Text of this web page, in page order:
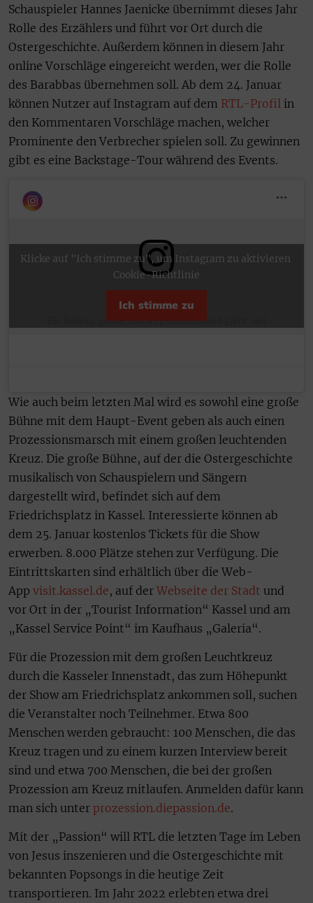
Schauspieler Hannes Jaenicke übernimmt dieses Jahr
Rolle des Erzählers und führt vor Ort durch die
Ostergeschichte. Außerdem können in diesem Jahr
online Vorschläge eingereicht werden, wer die Rolle
des Barabbas übernehmen soll. Ab dem 24. Januar
können Nutzer auf Instagram auf dem RTL-Profil in
den Kommentaren Vorschläge machen, welcher
Prominente den Verbrecher spielen soll. Zu gewinnen
gibt es eine Backstage-Tour während des Events.
Ein Beitrag geteilt von RTL Deutschland (@rtl_de)
Klicke auf "Ich stimme zu", um Instagram zu aktivieren
Cookie-Richtlinie
Ich stimme zu
Wie auch beim letzten Mal wird es sowohl eine große
Bühne mit dem Haupt-Event geben als auch einen
Prozessionsmarsch mit einem großen leuchtenden
Kreuz. Die große Bühne, auf der die Ostergeschichte
musikalisch von Schauspielern und Sängern
dargestellt wird, befindet sich auf dem
Friedrichsplatz in Kassel. Interessierte können ab
dem 25. Januar kostenlos Tickets für die Show
erwerben. 8.000 Plätze stehen zur Verfügung. Die
Eintrittskarten sind erhältlich über die Web-
App visit.kassel.de, auf der Webseite der Stadt und
vor Ort in der „Tourist Information“ Kassel und am
„Kassel Service Point“ im Kaufhaus „Galeria“.
Für die Prozession mit dem großen Leuchtkreuz
durch die Kasseler Innenstadt, das zum Höhepunkt
der Show am Friedrichsplatz ankommen soll, suchen
die Veranstalter noch Teilnehmer. Etwa 800
Menschen werden gebraucht: 100 Menschen, die das
Kreuz tragen und zu einem kurzen Interview bereit
sind und etwa 700 Menschen, die bei der großen
Prozession am Kreuz mitlaufen. Anmelden dafür kann
man sich unter prozession.diepassion.de.
Mit der „Passion“ will RTL die letzten Tage im Leben
von Jesus inszenieren und die Ostergeschichte mit
bekannten Popsongs in die heutige Zeit
transportieren. Im Jahr 2022 erlebten etwa drei